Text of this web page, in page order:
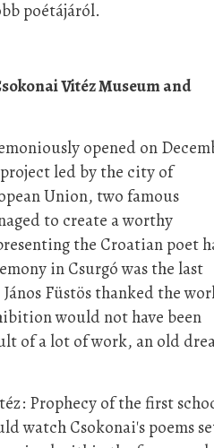
poétájáról.
Vitéz Museum and
opened on
led by the city of
Union, two famous
to create a worthy
the Croatian poet
in Csurgó was the last
Füstös thanked the
would not have been
of a lot of work, an old
Prophecy of the first
watch Csokonai's poems